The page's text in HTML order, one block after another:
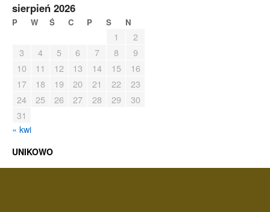
sierpień 2026
P W Ś C P S N
1
2
3
4 5 6 7 8
9
10
11 12 13 14 15
16
17
18 19 20 21 22
23
24
25 26 27 28 29
30
31
« kwi
UNIKOWO